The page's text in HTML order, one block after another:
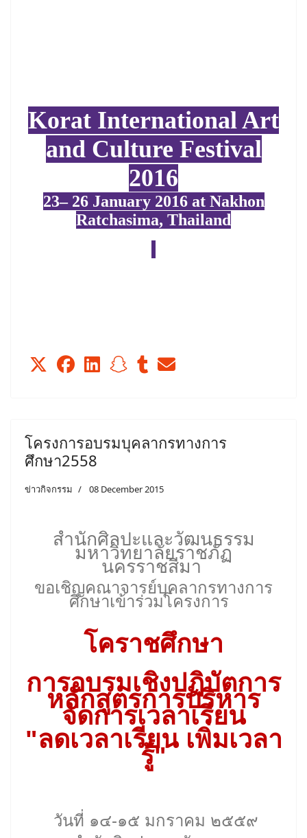
Korat International Art
and Culture Festival
2016
23– 26 January 2016 at Nakhon
Ratchasima, Thailand
โครงการอบรมบุคลากรทางการ
ศึกษา2558
ข่าวกิจกรรม 08 December 2015
สำนักศิลปะและวัฒนธรรม
มหาวิทยาลัยราชภัฏ
นครราชสีมา
ขอเชิญคณาจารย์บุคลากรทางการ
ศึกษาเข้าร่วมโครงการ
โคราชศึกษา
การอบรมเชิงปฏิบัตการ
หลักสูตรการบริหาร
จัดการเวลาเรียน
"ลดเวลาเรียน เพิ่มเวลา
รู้"
วันที่ ๑๔-๑๕ มกราคม ๒๕๕๙